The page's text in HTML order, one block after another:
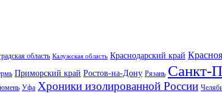
область Калужская область Краснодарский край
Приморский край Ростов-на-Дону Рязань Санкт-
Уфа Хроники изолированной России